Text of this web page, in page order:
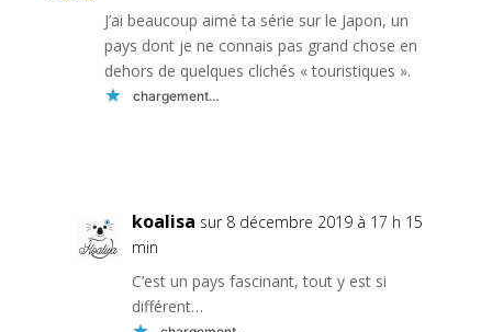
J’ai beaucoup aimé ta série sur le Japon, un
pays dont je ne connais pas grand chose en
dehors de quelques clichés « touristiques ».
chargement…
koalisa sur 8 décembre 2019 à 17 h 15
min
C’est un pays fascinant, tout y est si
différent…